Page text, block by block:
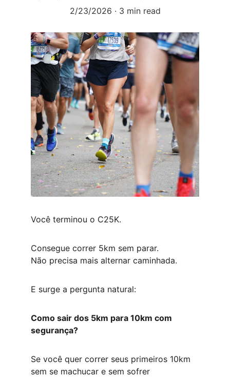
2/23/2026
3 min read
Você terminou o C25K.
Consegue correr 5km sem parar.
Não precisa mais alternar caminhada.
E surge a pergunta natural:
Como sair dos 5km para 10km com
segurança?
Se você quer correr seus primeiros 10km
sem se machucar e sem sofrer